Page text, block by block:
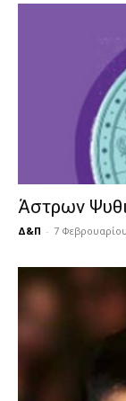
Άστρων
Δ&Π - 7